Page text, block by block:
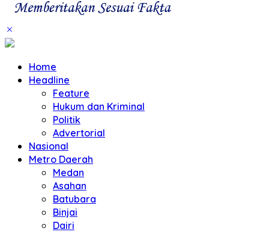
Home
Headline
Feature
Hukum dan Kriminal
Politik
Advertorial
Nasional
Metro Daerah
Medan
Asahan
Batubara
Binjai
Dairi